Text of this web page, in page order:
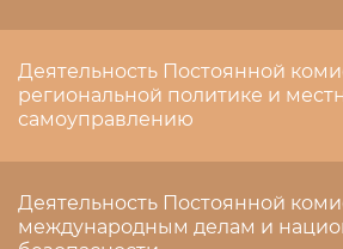
Деятельность Постоянной
региональной политике и
самоуправлению
Деятельность Постоянной
международным делам и